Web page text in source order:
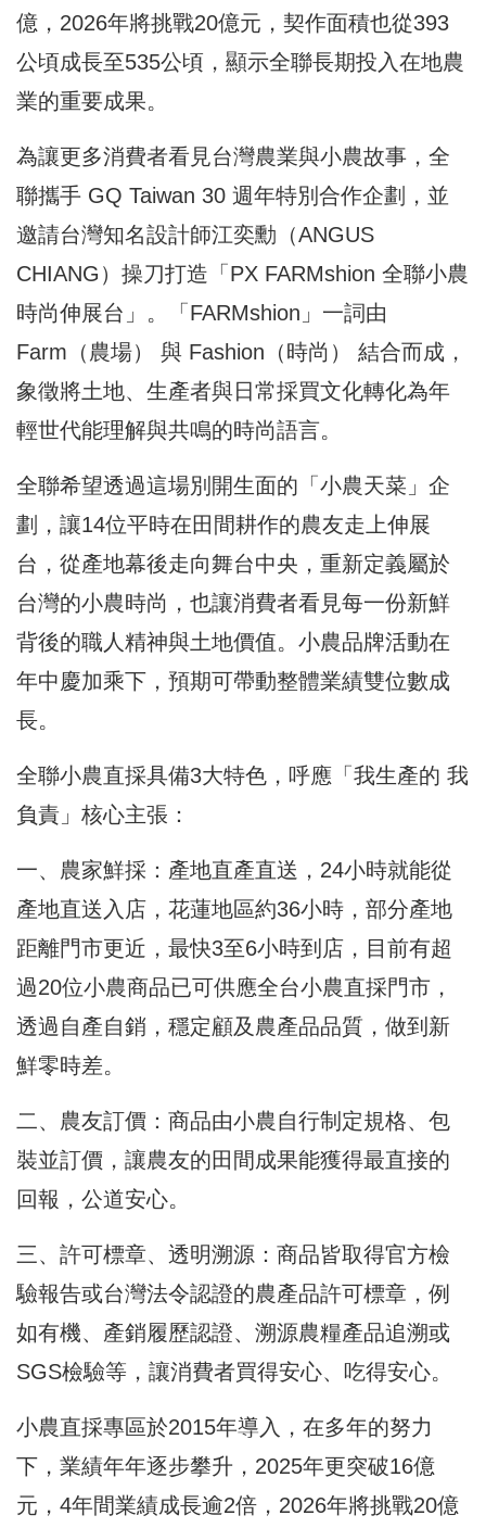
億，2026年將挑戰20億元，契作面積也從393
公頃成長至535公頃，顯示全聯長期投入在地農
業的重要成果。
為讓更多消費者看見台灣農業與小農故事，全
聯攜手 GQ Taiwan 30 週年特別合作企劃，並
邀請台灣知名設計師江奕勳（ANGUS
CHIANG）操刀打造「PX FARMshion 全聯小農
時尚伸展台」。「FARMshion」一詞由
Farm（農場） 與 Fashion（時尚） 結合而成，
象徵將土地、生產者與日常採買文化轉化為年
輕世代能理解與共鳴的時尚語言。
全聯希望透過這場別開生面的「小農天菜」企
劃，讓14位平時在田間耕作的農友走上伸展
台，從產地幕後走向舞台中央，重新定義屬於
台灣的小農時尚，也讓消費者看見每一份新鮮
背後的職人精神與土地價值。小農品牌活動在
年中慶加乘下，預期可帶動整體業績雙位數成
長。
全聯小農直採具備3大特色，呼應「我生產的 我
負責」核心主張：
一、農家鮮採：產地直產直送，24小時就能從
產地直送入店，花蓮地區約36小時，部分產地
距離門市更近，最快3至6小時到店，目前有超
過20位小農商品已可供應全台小農直採門市，
透過自產自銷，穩定顧及農產品品質，做到新
鮮零時差。
二、農友訂價：商品由小農自行制定規格、包
裝並訂價，讓農友的田間成果能獲得最直接的
回報，公道安心。
三、許可標章、透明溯源：商品皆取得官方檢
驗報告或台灣法令認證的農產品許可標章，例
如有機、產銷履歷認證、溯源農糧產品追溯或
SGS檢驗等，讓消費者買得安心、吃得安心。
小農直採專區於2015年導入，在多年的努力
下，業績年年逐步攀升，2025年更突破16億
元，4年間業績成長逾2倍，2026年將挑戰20億